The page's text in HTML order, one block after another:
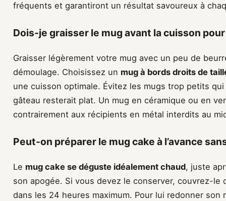
fréquents et garantiront un résultat savoureux à
Dois-je graisser le mug avant la cuisson
Graisser légèrement votre mug avec un peu de
démoulage. Choisissez un mug à bords droits de
une cuisson optimale. Évitez les mugs trop petits
gâteau resterait plat. Un mug en céramique ou en
contrairement aux récipients en métal interdits au
Peut-on préparer le mug cake à l’avance
Le mug cake se déguste idéalement chaud, juste
son apogée. Si vous devez le conserver, couvrez-le
dans les 24 heures maximum. Pour lui redonner son